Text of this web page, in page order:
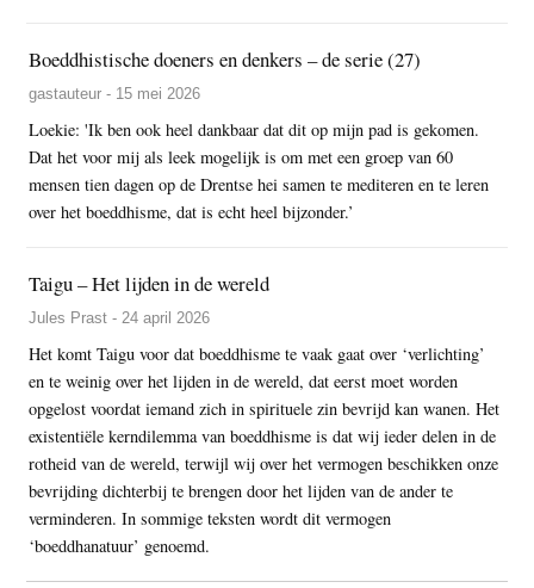
Boeddhistische doeners en denkers – de serie (27)
gastauteur - 15 mei 2026
Loekie: 'Ik ben ook heel dankbaar dat dit op mijn pad is gekomen.
Dat het voor mij als leek mogelijk is om met een groep van 60
mensen tien dagen op de Drentse hei samen te mediteren en te leren
over het boeddhisme, dat is echt heel bijzonder.’
Taigu – Het lijden in de wereld
Jules Prast - 24 april 2026
Het komt Taigu voor dat boeddhisme te vaak gaat over ‘verlichting’
en te weinig over het lijden in de wereld, dat eerst moet worden
opgelost voordat iemand zich in spirituele zin bevrijd kan wanen. Het
existentiële kerndilemma van boeddhisme is dat wij ieder delen in de
rotheid van de wereld, terwijl wij over het vermogen beschikken onze
bevrijding dichterbij te brengen door het lijden van de ander te
verminderen. In sommige teksten wordt dit vermogen
‘boeddhanatuur’ genoemd.